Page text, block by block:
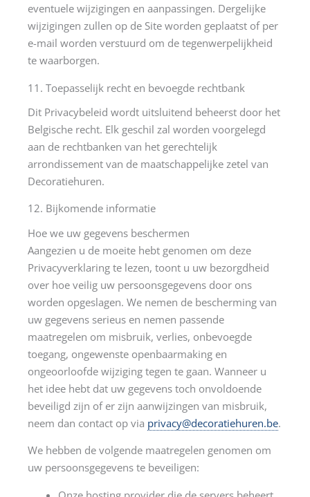
eventuele wijzigingen en aanpassingen. Dergelijke
wijzigingen zullen op de Site worden geplaatst of per
e-mail worden verstuurd om de tegenwerpelijkheid
te waarborgen.
11. Toepasselijk recht en bevoegde rechtbank
Dit Privacybeleid wordt uitsluitend beheerst door het
Belgische recht. Elk geschil zal worden voorgelegd
aan de rechtbanken van het gerechtelijk
arrondissement van de maatschappelijke zetel van
Decoratiehuren.
12. Bijkomende informatie
Hoe we uw gegevens beschermen
Aangezien u de moeite hebt genomen om deze
Privacyverklaring te lezen, toont u uw bezorgdheid
over hoe veilig uw persoonsgegevens door ons
worden opgeslagen. We nemen de bescherming van
uw gegevens serieus en nemen passende
maatregelen om misbruik, verlies, onbevoegde
toegang, ongewenste openbaarmaking en
ongeoorloofde wijziging tegen te gaan. Wanneer u
het idee hebt dat uw gegevens toch onvoldoende
beveiligd zijn of er zijn aanwijzingen van misbruik,
neem dan contact op via privacy@decoratiehuren.be.
We hebben de volgende maatregelen genomen om
uw persoonsgegevens te beveiligen: